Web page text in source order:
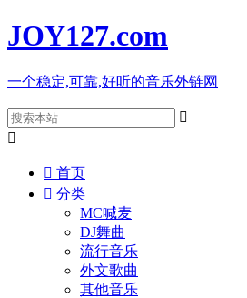
JOY127.com
一个稳定,可靠,好听的音乐外链网


 首页
 分类
MC喊麦
DJ舞曲
流行音乐
外文歌曲
其他音乐